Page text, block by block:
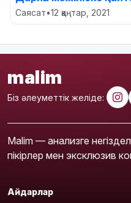
Саясат•12 қаңтар, 2021
malim
Біз әлеуметтік желіде:
Malim — анализге
пікірлер мен эксклюзив
Айдарлар